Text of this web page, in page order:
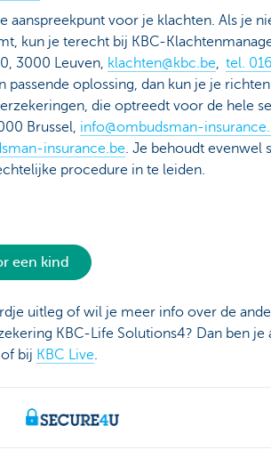
aanspreekpunt voor je klachten. Als je
kun je terecht bij KBC-
3000 Leuven, klachten@kbc.be, tel.
passende oplossing, dan kun je je
die optreedt voor de hele
Brussel, info@ombudsman-
insurance.be. Je behoudt evenwel
procedure in te leiden.
een kind
uitleg of wil je meer info over de
KBC-Life Solutions4? Dan ben je
bij KBC Live.